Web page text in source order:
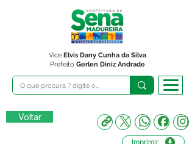
Prefeito Gerlen Diniz Andrade
Vice Elvis Dany Cunha da Silva
Voltar
Imprimir